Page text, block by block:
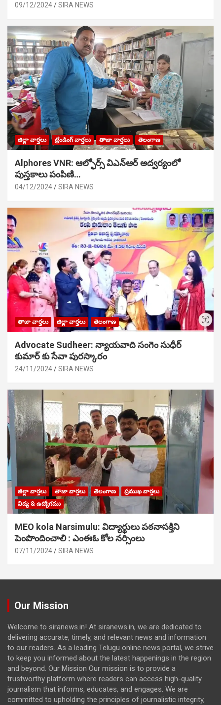
09/12/2024 SIRA NEWS
జిల్లా వార్తలు ట్రేండింగ్ వార్తలు తాజా వార్తలు తెలంగాణ
Alphores VNR: ఆల్ఫోర్స్ విఎన్ఆర్ అద్వర్యంలో
పుస్తకాలు పంపిణి…
04/12/2024 SIRA NEWS
తాజా వార్తలు జిల్లా వార్తలు తెలంగాణ
Advocate Sudheer: న్యాయవాది సంగెం సుధీర్
కుమార్ కు సేవా పురస్కారం
24/11/2024 SIRA NEWS
జిల్లా వార్తలు తాజా వార్తలు తెలంగాణ
ప్రముఖ వార్తలు
విద్య & ఉద్యోగము
MEO kola Narsimulu: విద్యార్థులు పఠ‌నాసక్తిని
పెంపొందించాలి : ఎంఈఓ కోల నర్సింలు
07/11/2024 SIRA NEWS
Our Mission
Welcome to siranews.in! At siranews.in, we are dedicated to
delivering accurate, timely, and relevant news and information
to our readers. As a leading Telugu online news portal, we strive
to keep you informed about the latest happenings in the region
and beyond. Our Mission Our mission is to provide a
trustworthy platform where readers can access high-quality
journalism that informs, educates, and engages. We are
committed to upholding the principles of journalistic integrity,